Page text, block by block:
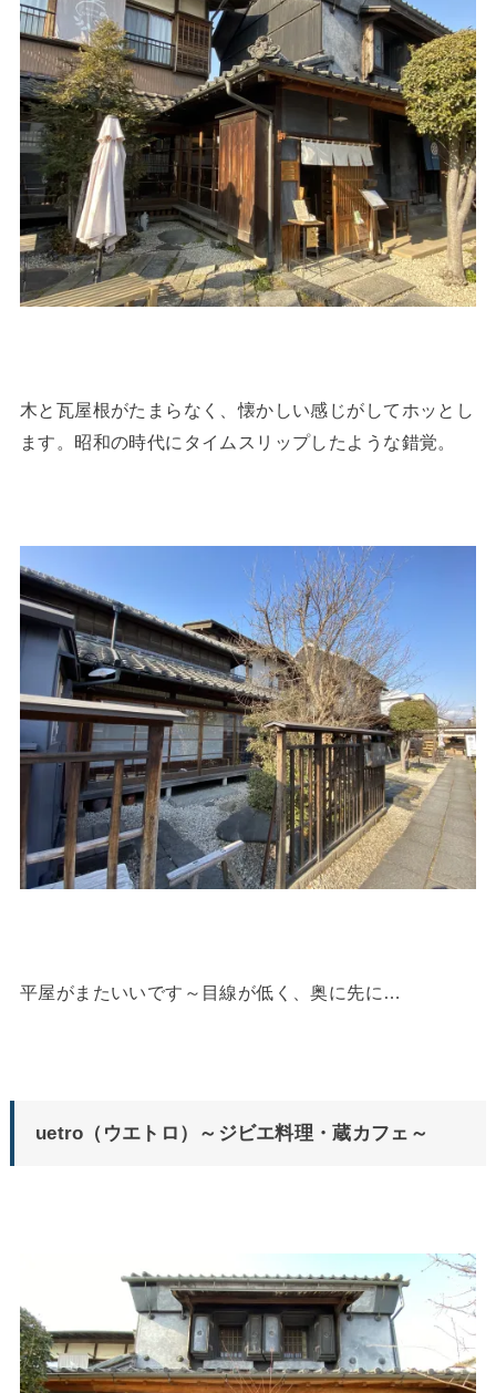
木と瓦屋根がたまらなく、懐かしい感じがしてホッとし
ます。昭和の時代にタイムスリップしたような錯覚。
平屋がまたいいです～目線が低く、奥に先に…
uetro（ウエトロ）～ジビエ料理・蔵カフェ～